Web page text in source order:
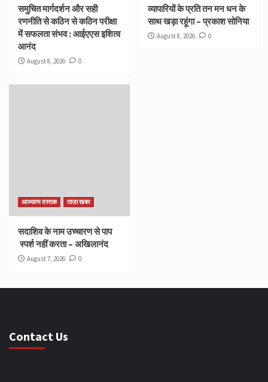
समुचित मार्गदर्शन और सही
रणनीति से कठिन से कठिन परीक्षा
में सफलता संभव : आईएएस इशित्व
आनंद
August 8, 2026 0
व्यापारियों के प्रति तन मन धन के
साथ खड़ा रहूंगा – प्रकाश सोनिया
August 8, 2026 0
आध्यात्म दस्तक ताज़ा खबर
सदाशिव के नाम उच्चारण से पाप
स्पर्श नहीं करता – अखिलानंद
August 7, 2026 0
Contact Us